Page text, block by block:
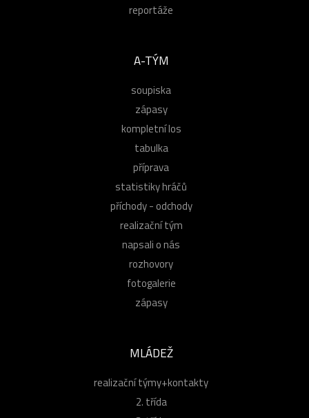
reportáže
A-TÝM
soupiska
zápasy
kompletní los
tabulka
příprava
statistiky hráčů
příchody - odchody
realizační tým
napsali o nás
rozhovory
fotogalerie
zápasy
MLÁDEŽ
realizační týmy+kontakty
2. třída